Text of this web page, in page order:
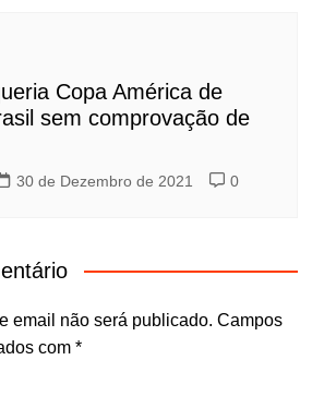
Copa América de
sem comprovação de
30 de Dezembro de 2021 0
email não será publicado. Campos
com *